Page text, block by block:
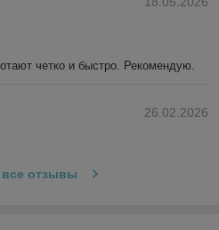
четко и быстро. Рекомендую.
26.02.2026
все отзывы